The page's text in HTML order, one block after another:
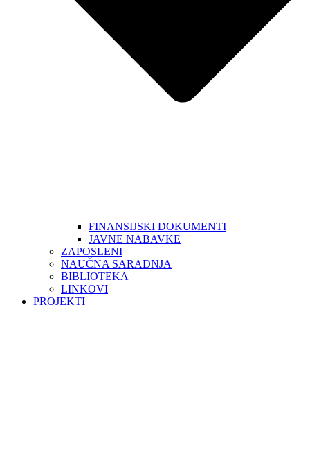
FINANSIJSKI DOKUMENTI
JAVNE NABAVKE
ZAPOSLENI
NAUČNA SARADNJA
BIBLIOTEKA
LINKOVI
PROJEKTI